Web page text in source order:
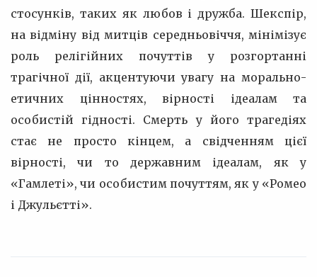
стосунків, таких як любов і дружба. Шекспір,
на відміну від митців середньовіччя, мінімізує
роль релігійних почуттів у розгортанні
трагічної дії, акцентуючи увагу на морально-
етичних цінностях, вірності ідеалам та
особистій гідності. Смерть у його трагедіях
стає не просто кінцем, а свідченням цієї
вірності, чи то державним ідеалам, як у
«Гамлеті», чи особистим почуттям, як у «Ромео
і Джульєтті».